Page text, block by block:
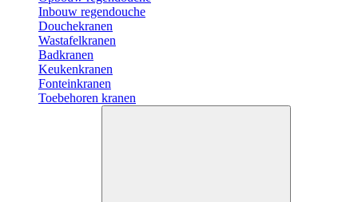
Inbouw regendouche
Douchekranen
Wastafelkranen
Badkranen
Keukenkranen
Fonteinkranen
Toebehoren kranen